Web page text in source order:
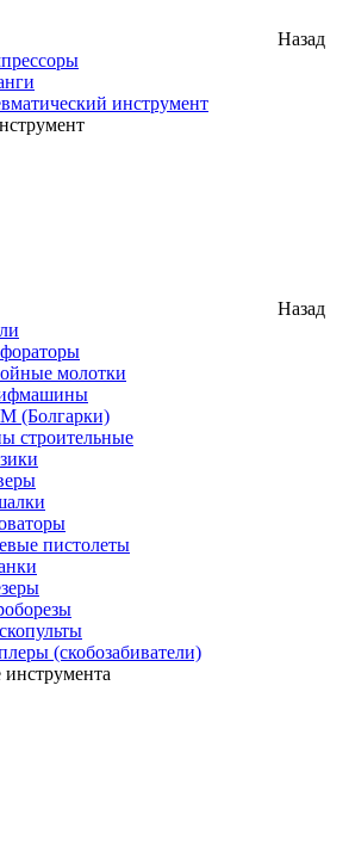
Назад
инструмент
Назад
молотки
(Болгарки)
строительные
пистолеты
(скобозабиватели)